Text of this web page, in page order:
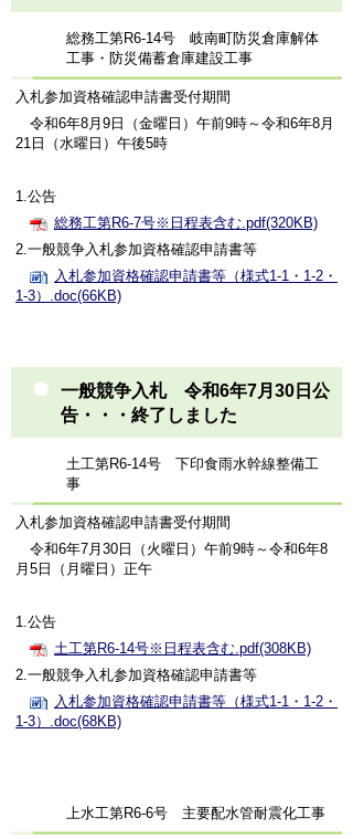
総務工第R6-14号 岐南町防災倉庫解体
工事・防災備蓄倉庫建設工事
入札参加資格確認申請書受付期間
令和6年8月9日（金曜日）午前9時～令和6年8月
21日（水曜日）午後5時
1.公告
総務工第R6-7号※日程表含む.pdf(320KB)
2.一般競争入札参加資格確認申請書等
入札参加資格確認申請書等（様式1-1・1-2・
1-3）.doc(66KB)
一般競争入札 令和6年7月30日公
告・・・終了しました
土工第R6-14号 下印食雨水幹線整備工
事
入札参加資格確認申請書受付期間
令和6年7月30日（火曜日）午前9時～令和6年8
月5日（月曜日）正午
1.公告
土工第R6-14号※日程表含む.pdf(308KB)
2.一般競争入札参加資格確認申請書等
入札参加資格確認申請書等（様式1-1・1-2・
1-3）.doc(68KB)
上水工第R6-6号 主要配水管耐震化工事